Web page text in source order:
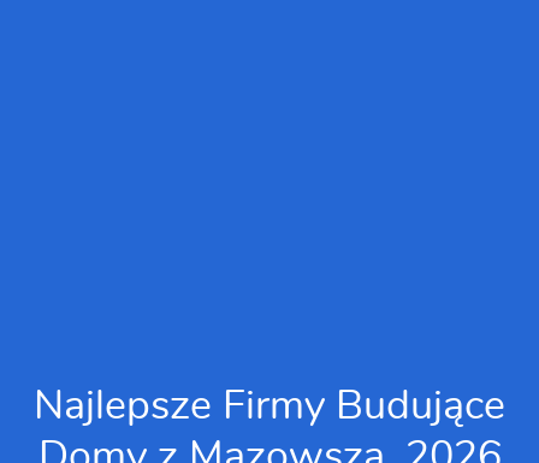
Najlepsze Firmy Budujące